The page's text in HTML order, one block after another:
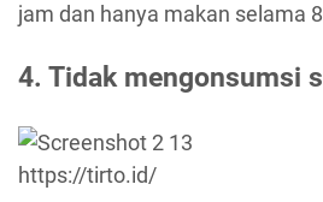
jam dan hanya makan selama
4. Tidak mengonsumsi
https://tirto.id/